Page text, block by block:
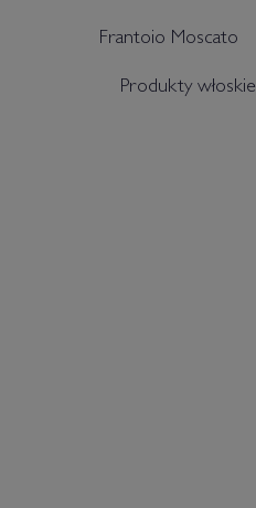
Frantoio Moscato
Produkty włoskie